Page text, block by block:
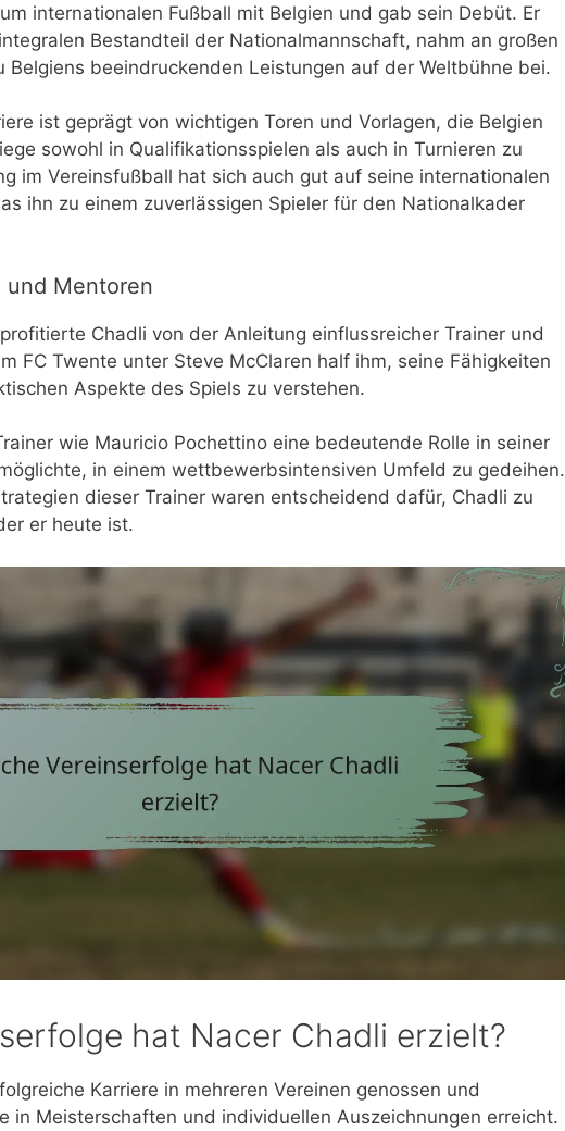
internationalen Fußball mit Belgien und gab sein Debüt. Er
Bestandteil der Nationalmannschaft, nahm an großen
Belgiens beeindruckenden Leistungen auf der Weltbühne bei.
ist geprägt von wichtigen Toren und Vorlagen, die Belgien
sowohl in Qualifikationsspielen als auch in Turnieren zu
im Vereinsfußball hat sich auch gut auf seine internationalen
ihn zu einem zuverlässigen Spieler für den Nationalkader
und Mentoren
Chadli von der Anleitung einflussreicher Trainer und
FC Twente unter Steve McClaren half ihm, seine Fähigkeiten
Aspekte des Spiels zu verstehen.
wie Mauricio Pochettino eine bedeutende Rolle in seiner
in einem wettbewerbsintensiven Umfeld zu gedeihen.
dieser Trainer waren entscheidend dafür, Chadli zu
er heute ist.
hat Nacer Chadli erzielt?
Karriere in mehreren Vereinen genossen und
in Meisterschaften und individuellen Auszeichnungen erreicht.